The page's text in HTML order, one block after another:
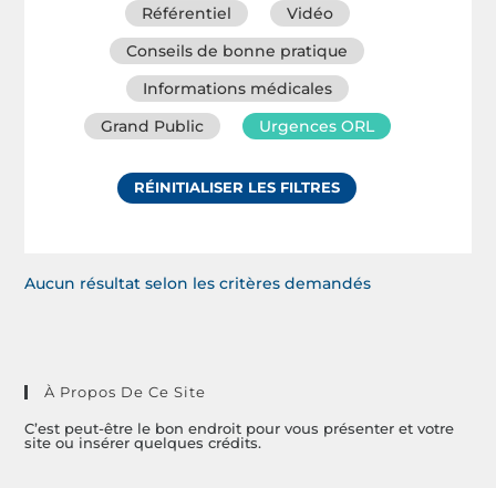
Référentiel
Vidéo
Conseils de bonne pratique
Informations médicales
Grand Public
Urgences ORL
RÉINITIALISER LES FILTRES
Aucun résultat selon les critères demandés
À Propos De Ce Site
C’est peut-être le bon endroit pour vous présenter et votre
site ou insérer quelques crédits.